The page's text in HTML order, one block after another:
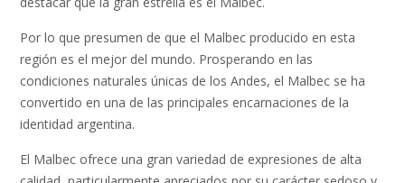
Por lo que presumen de que el Malbec producido en esta
región es el mejor del mundo. Prosperando en las
condiciones naturales únicas de los Andes, el Malbec se ha
convertido en una de las principales encarnaciones de la
identidad argentina.
El Malbec ofrece una gran variedad de expresiones de alta